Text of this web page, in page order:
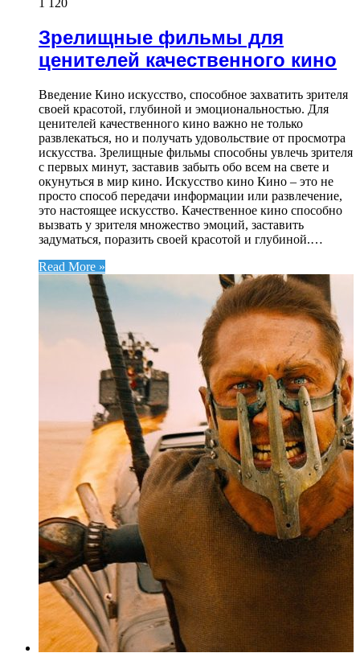
1 120
Зрелищные фильмы для
ценителей качественного кино
Введение Кино искусство, способное захватить зрителя
своей красотой, глубиной и эмоциональностью. Для
ценителей качественного кино важно не только
развлекаться, но и получать удовольствие от просмотра
искусства. Зрелищные фильмы способны увлечь зрителя
с первых минут, заставив забыть обо всем на свете и
окунуться в мир кино. Искусство кино Кино – это не
просто способ передачи информации или развлечение,
это настоящее искусство. Качественное кино способно
вызвать у зрителя множество эмоций, заставить
задуматься, поразить своей красотой и глубиной.…
Read More »